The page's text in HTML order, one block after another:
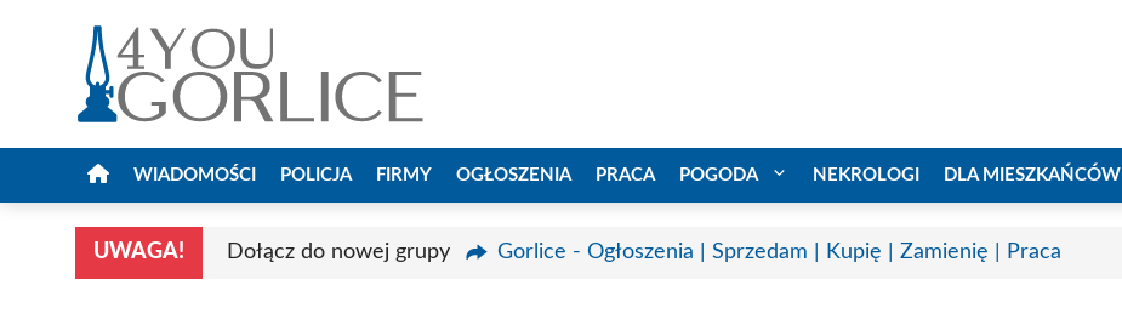
WIADOMOŚCI POLICJA FIRMY OGŁOSZENIA PRACA POGODA NEKROLOGI DLA MIESZKAŃCÓW
UWAGA! Dołącz do nowej grupy Gorlice - Ogłoszenia | Sprzedam | Kupię | Zamienię | Praca